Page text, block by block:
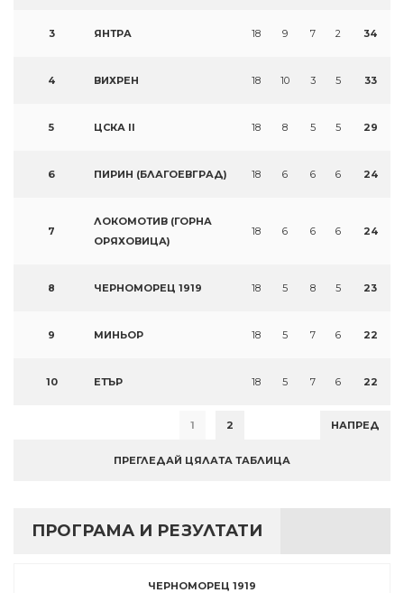
3 ЯНТРА 18 9 7 2 34
4 ВИХРЕН 18 10 3 5 33
5 ЦСКА II 18 8 5 5 29
6 ПИРИН (БЛАГОЕВГРАД) 18 6 6 6 24
7
ЛОКОМОТИВ (ГОРНА
ОРЯХОВИЦА)
18 6 6 6 24
8 ЧЕРНОМОРЕЦ 1919 18 5 8 5 23
9 МИНЬОР 18 5 7 6 22
10 ЕТЪР 18 5 7 6 22
1 2 НАПРЕД
ПРЕГЛЕДАЙ ЦЯЛАТА ТАБЛИЦА
ПРОГРАМА И РЕЗУЛТАТИ
ЧЕРНОМОРЕЦ 1919